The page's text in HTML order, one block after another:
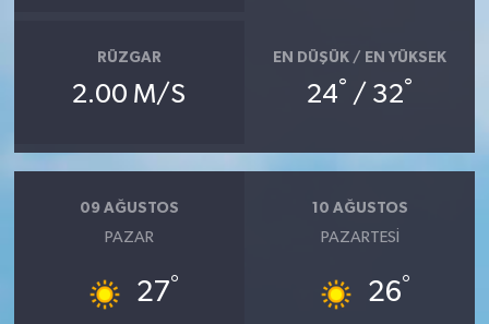
RÜZGAR
2.00 M/S
EN DÜŞÜK / EN YÜKSEK
24° / 32°
09 AĞUSTOS
PAZAR
27°
10 AĞUSTOS
PAZARTESI
26°